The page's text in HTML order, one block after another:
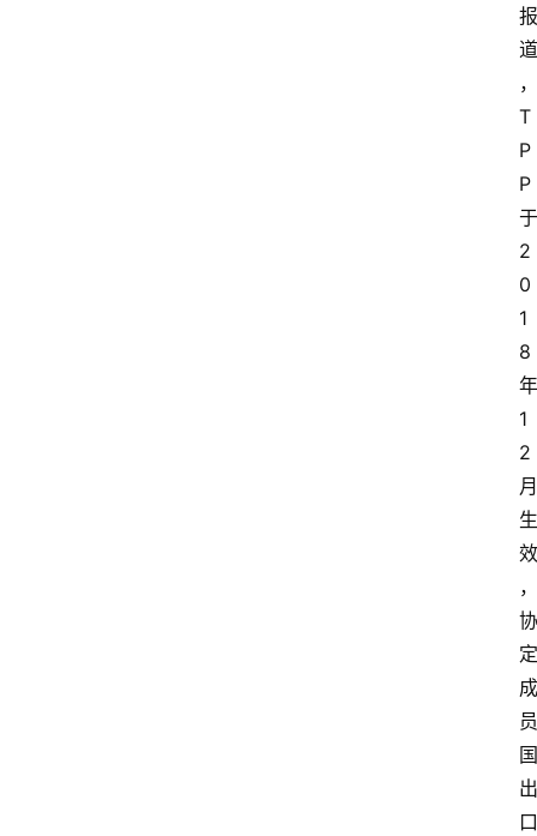
报
道
，
T
P
P
于
2
0
1
8
年
1
2
月
生
效
，
协
定
成
员
国
出
口